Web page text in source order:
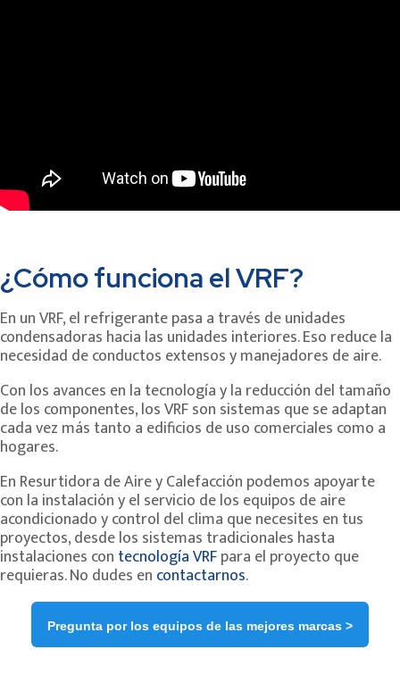
¿Cómo funciona el VRF?
En un VRF, el refrigerante pasa a través de unidades
condensadoras hacia las unidades interiores. Eso reduce la
necesidad de conductos extensos y manejadores de aire.
Con los avances en la tecnología y la reducción del tamaño
de los componentes, los VRF son sistemas que se adaptan
cada vez más tanto a edificios de uso comerciales como a
hogares.
En Resurtidora de Aire y Calefacción podemos apoyarte
con la instalación y el servicio de los equipos de aire
acondicionado y control del clima que necesites en tus
proyectos, desde los sistemas tradicionales hasta
instalaciones con tecnología VRFpara el proyecto que
requieras. No dudes en contactarnos.
Pregunta por los equipos de las mejores marcas >